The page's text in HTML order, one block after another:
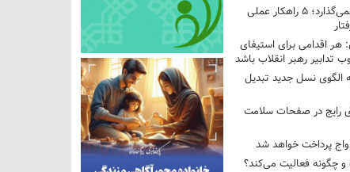
فرزندم به من احترام نمی‌گذارد؛ ۵ راهکار عملی
اقدامی برای استیفای
تدابیر رهبر انقلاب باشد
الگوی نسل جدید تبدیل
رایج در صفحات سلامت
چگونه فعالیت می‌کند؟